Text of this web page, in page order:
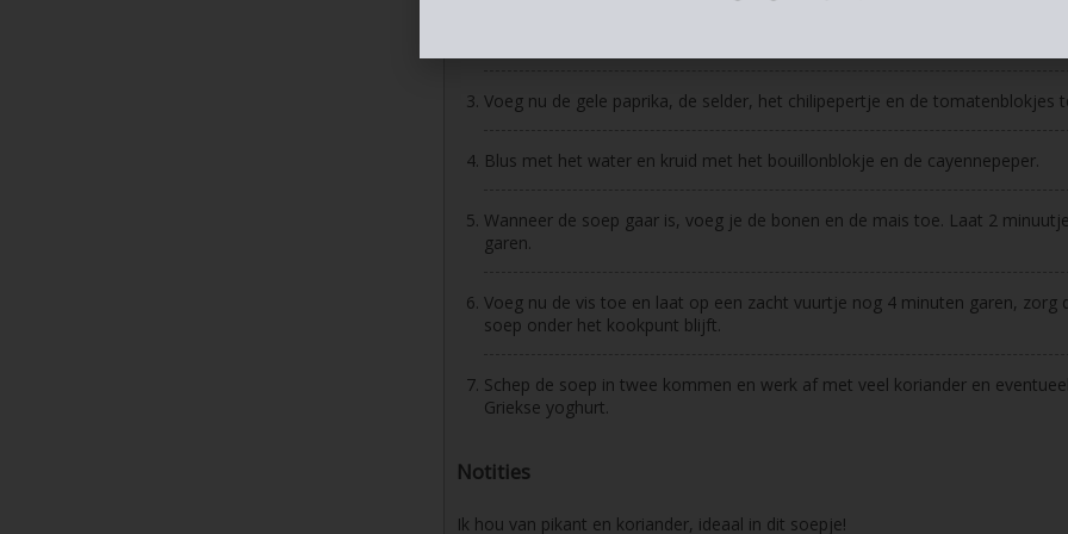
Voeg nu de gele paprika, de selder, het chilipepertje en de tomatenblokjes
Blus met het water en kruid met het bouillonblokje en de cayennepeper.
Wanneer de soep gaar is, voeg je de bonen en de mais toe. Laat 2
garen.
Voeg nu de vis toe en laat op een zacht vuurtje nog 4 minuten garen, zorg
soep onder het kookpunt blijft.
Schep de soep in twee kommen en werk af met veel koriander en
Griekse yoghurt.
Notities
Ik hou van pikant en koriander, ideaal in dit soepje!